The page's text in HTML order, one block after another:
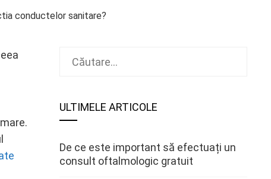
conductelor sanitare?
ULTIMELE ARTICOLE
De ce este important să efectuați un
consult oftalmologic gratuit